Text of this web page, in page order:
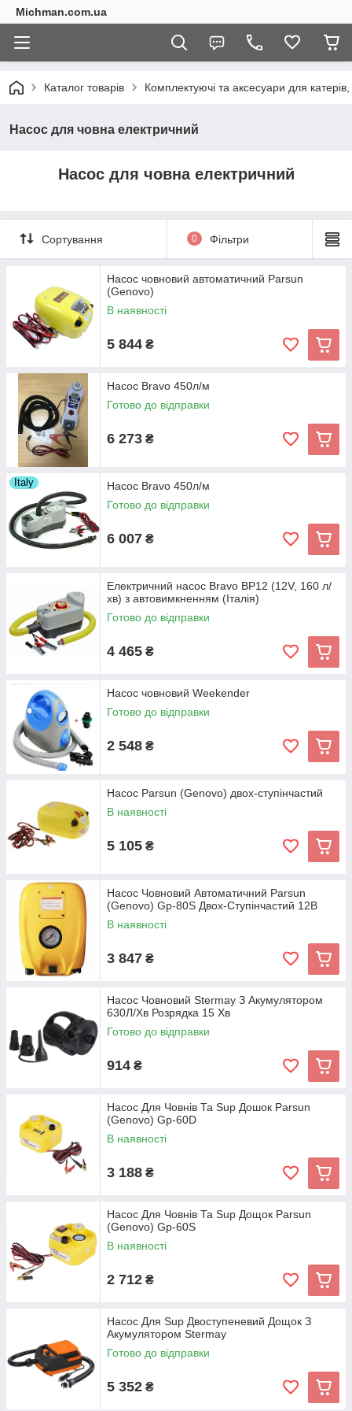
Michman.com.ua
Каталог товарів Комплектуючі та аксесуари для
Насос для човна електричний
Насос для човна електричний
Сортування 0 Фільтри
Насос човновий автоматичний Parsun
(Genovo)
В наявності
5 844 ₴
Насос Bravo 450л/м
Готово до відправки
6 273 ₴
Italy
Насос Bravo 450л/м
Готово до відправки
6 007 ₴
Електричний насос Bravo BP12 (12V, 160 л/
хв) з автовимкненням (Італія)
Готово до відправки
4 465 ₴
Насос човновий Weekender
Готово до відправки
2 548 ₴
Насос Parsun (Genovo) двох-ступінчастий
В наявності
5 105 ₴
Насос Човновий Автоматичний Parsun
(Genovo) Gp-80S Двох-Ступінчастий 12В
В наявності
3 847 ₴
Насос Човновий Stermay З Акумулятором
630Л/Хв Розрядка 15 Хв
Готово до відправки
914 ₴
Насос Для Човнів Та Sup Дошок Parsun
(Genovo) Gp-60D
В наявності
3 188 ₴
Насос Для Човнів Та Sup Дощок Parsun
(Genovo) Gp-60S
В наявності
2 712 ₴
Насос Для Sup Двоступеневий Дощок З
Акумулятором Stermay
Готово до відправки
5 352 ₴